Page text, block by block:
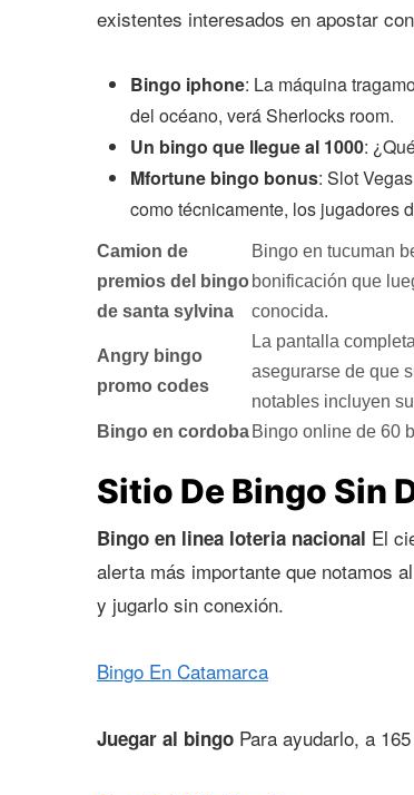
existentes interesados en apostar
Bingo iphone: La máquina
del océano, verá Sherlocks room.
Un bingo que llegue al 1000:
Mfortune bingo bonus: Slot
como técnicamente, los jugadores
Camion de
premios del bingo
de santa sylvina
Bingo en tucuman
bonificación que
conocida.
Angry bingo
promo codes
La pantalla
asegurarse de que
notables incluyen
Bingo en cordoba Bingo online de 60
Sitio De Bingo Sin
Bingo en linea loteria nacional El
alerta más importante que notamos
y jugarlo sin conexión.
Bingo En Catamarca
Juegar al bingo Para ayudarlo, a